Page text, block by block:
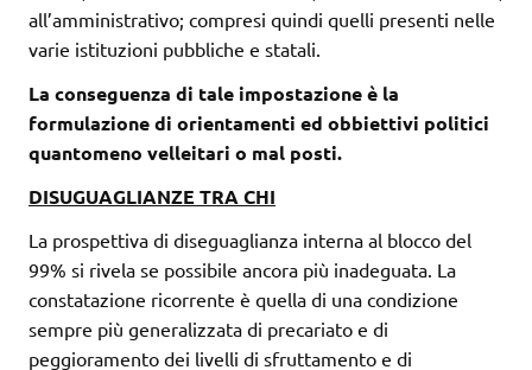
all’amministrativo; compresi quindi quelli presenti nelle
varie istituzioni pubbliche e statali.
La conseguenza di tale impostazione è la
formulazione di orientamenti ed obbiettivi politici
quantomeno velleitari o mal posti.
DISUGUAGLIANZE TRA CHI
La prospettiva di diseguaglianza interna al blocco del
99% si rivela se possibile ancora più inadeguata. La
constatazione ricorrente è quella di una condizione
sempre più generalizzata di precariato e di
peggioramento dei livelli di sfruttamento e di